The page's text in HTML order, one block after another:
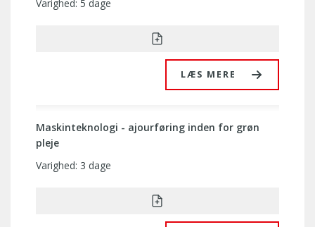
LÆS MERE
Varighed: 5 dage
Maskinteknologi - ajourføring inden for grøn
pleje
Varighed: 3 dage